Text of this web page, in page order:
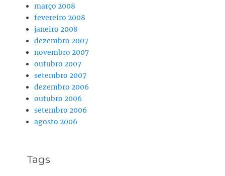
março 2008
fevereiro 2008
janeiro 2008
dezembro 2007
novembro 2007
outubro 2007
setembro 2007
dezembro 2006
outubro 2006
setembro 2006
agosto 2006
Tags